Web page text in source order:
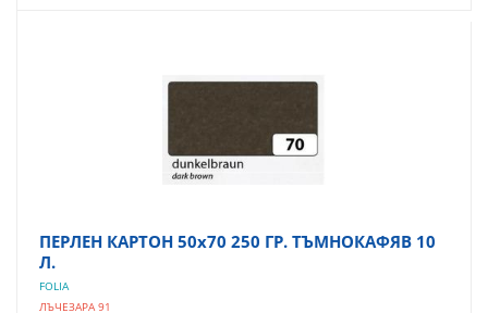
ПЕРЛЕН КАРТОН 50х70 250 ГР. ТЪМНОКАФЯВ 10
Л.
FOLIA
ЛЪЧЕЗАРА 91